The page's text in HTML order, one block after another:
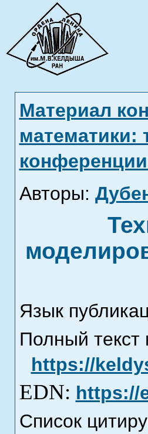
Материал
математики:
конференции
Авторы:
Язык
Полный текст
https://
EDN: https://
Список